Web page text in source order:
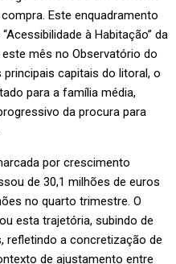
Este enquadramento
à Habitação” da
mês no Observatório do
principais capitais do litoral, o
para a família média,
da procura para
por crescimento
de 30,1 milhões de euros
no quarto trimestre. O
esta trajetória, subindo de
refletindo a concretização de
de ajustamento entre